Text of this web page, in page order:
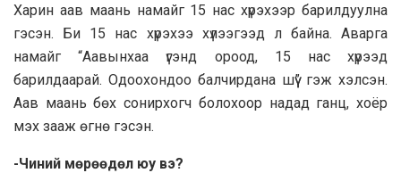
Харин аав маань намайг 15 нас хүрэхээр барилдуулна
гэсэн. Би 15 нас хүрэхээ хүлээгээд л байна. Аварга
намайг “Аавынхаа үгэнд ороод, 15 нас хүрээд
барилдаарай. Одоохондоо балчирдана шүү” гэж хэлсэн.
Аав маань бөх сонирхогч болохоор надад ганц, хоёр
мэх зааж өгнө гэсэн.
-Чиний мөрөөдөл юу вэ?